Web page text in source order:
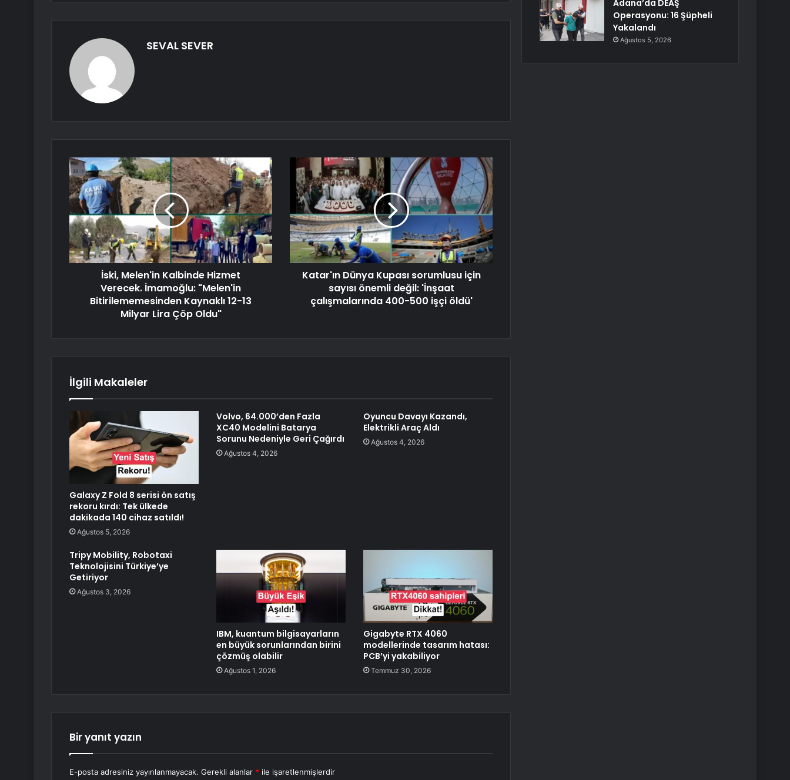
SEVAL SEVER
İski, Melen'in Kalbinde Hizmet
Verecek. İmamoğlu: "Melen'in
Bitirilememesinden Kaynaklı 12-13
Milyar Lira Çöp Oldu"
Katar'ın Dünya Kupası sorumlusu için
sayısı önemli değil: 'İnşaat
çalışmalarında 400-500 işçi öldü'
İlgili Makaleler
Galaxy Z Fold 8 serisi ön satış
rekoru kırdı: Tek ülkede
dakikada 140 cihaz satıldı!
Ağustos 5, 2026
Volvo, 64.000’den Fazla
XC40 Modelini Batarya
Sorunu Nedeniyle Geri Çağırdı
Ağustos 4, 2026
Oyuncu Davayı Kazandı,
Elektrikli Araç Aldı
Ağustos 4, 2026
Tripy Mobility, Robotaxi
Teknolojisini Türkiye’ye
Getiriyor
Ağustos 3, 2026
IBM, kuantum bilgisayarların
en büyük sorunlarından birini
çözmüş olabilir
Ağustos 1, 2026
Gigabyte RTX 4060
modellerinde tasarım hatası:
PCB’yi yakabiliyor
Temmuz 30, 2026
Bir yanıt yazın
E-posta adresiniz yayınlanmayacak. Gerekli alanlar * ile işaretlenmişlerdir
Adana’da DEAŞ
Operasyonu: 16 Şüpheli
Yakalandı
Ağustos 5, 2026